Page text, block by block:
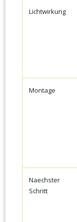
Lichtwirkung
Montage
Naechster
Schritt